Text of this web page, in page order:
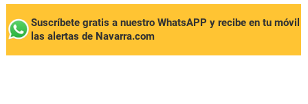
Suscríbete gratis a nuestro WhatsAPP y recibe en tu móvil
las alertas de Navarra.com